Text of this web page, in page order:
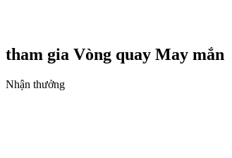
tham gia Vòng quay May mắn
Nhận thưởng